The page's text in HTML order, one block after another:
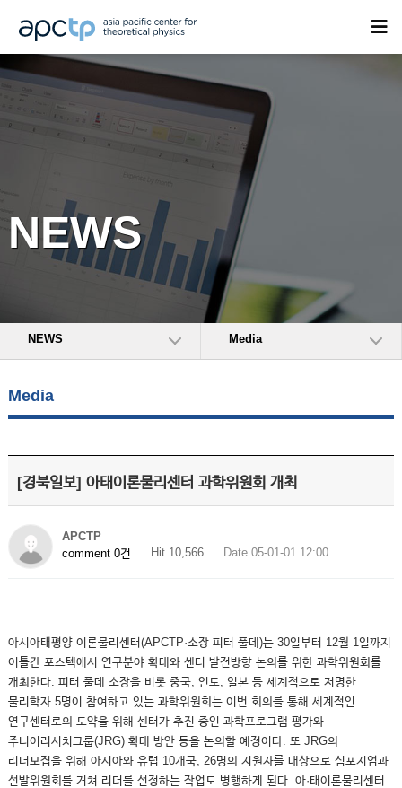
NEWS
NEWS Media
Media
[경북일보] 아태이론물리센터 과학위원회 개최
APCTP
comment 0건
Hit 10,566 Date 05-01-01 12:00
아시아태평양 이론물리센터(APCTP·소장 피터 풀데)는 30일부터 12월 1일까지
이틀간 포스텍에서 연구분야 확대와 센터 발전방향 논의를 위한 과학위원회를
개최한다. 피터 풀데 소장을 비롯 중국, 인도, 일본 등 세계적으로 저명한
물리학자 5명이 참여하고 있는 과학위원회는 이번 회의를 통해 세계적인
연구센터로의 도약을 위해 센터가 추진 중인 과학프로그램 평가와
주니어리서치그룹(JRG) 확대 방안 등을 논의할 예정이다. 또 JRG의
리더모집을 위해 아시아와 유럽 10개국, 26명의 지원자를 대상으로 심포지엄과
선발위원회를 거쳐 리더를 선정하는 작업도 병행하게 된다. 아·태이론물리센터